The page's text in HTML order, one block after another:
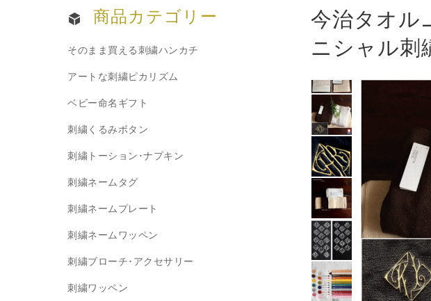
今治タオル
ニシャル刺
商品カテゴリー
そのまま買える刺繍ハンカチ
アートな刺繍ピカリズム
ベビー命名ギフト
刺繍くるみボタン
刺繍トーション･ナプキン
刺繍ネームタグ
刺繍ネームプレート
刺繍ネームワッペン
刺繍ブローチ･アクセサリー
刺繍ワッペン